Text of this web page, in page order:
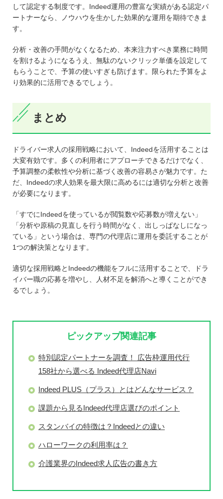
して認定する制度です。Indeed運用の豊富な実績がある認定パ
ートナーなら、ノウハウを生かした効果的な運用を期待できま
す。
分析・改善の手間がなくなるため、本来注力すべき業務に時間
を割けるようになるうえ、無駄のないクリック単価を設定して
もらうことで、予算の使いすぎも防げます。限られた予算をよ
り効果的に活用できるでしょう。
まとめ
ドライバー求人の採用戦略において、Indeedを活用することは
大変有効です。多くの利用者にアプローチできるだけでなく、
予算調整の柔軟性や分析に基づく改善の容易さが魅力です。た
だ、Indeedの求人効果を最大限に高めるには適切な分析と改善
が必要になります。
「すでにIndeedを使っているが閲覧数や応募数が増えない」
「分析や原稿の見直しを行う時間がなく、出しっぱなしになっ
ている」という場合は、専門の代理店に運用を委託することが
1つの解決策となります。
適切な採用戦略とIndeedの機能をフルに活用することで、ドラ
イバー職の応募を増やし、人材不足を解消へと導くことができ
るでしょう。
ピックアップ関連記事
特別認定パートナーを調査！ 広告枠運用代行
158社から選べる Indeed代理店Navi
Indeed PLUS（プラス）とはどんなサービス？
課題から見るIndeed代理店選びのポイント
スタンバイの特徴は？Indeedとの違い
ハローワークの利用率は？
介護業界のIndeed求人広告の書き方